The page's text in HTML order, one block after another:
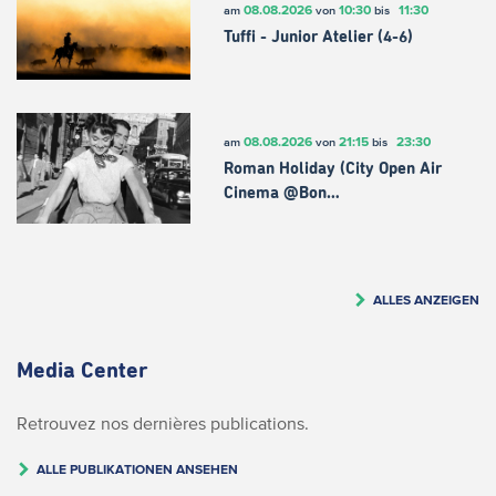
am 08.08.2026von 10:30bis 11:30
Tuffi - Junior Atelier (4-6)
am 08.08.2026von 21:15bis 23:30
Roman Holiday (City Open Air
Cinema @Bon…
ALLES ANZEIGEN
Media Center
Retrouvez nos dernières publications.
ALLE PUBLIKATIONEN ANSEHEN